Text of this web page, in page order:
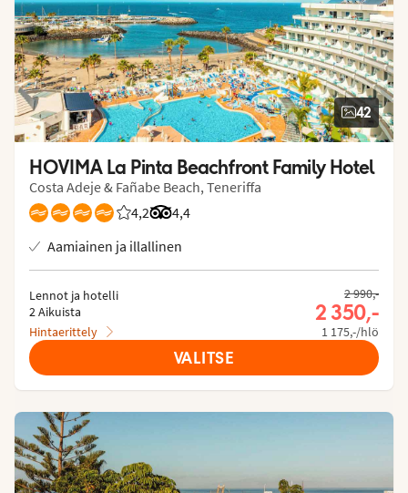
42
HOVIMA La Pinta Beachfront Family Hotel
Costa Adeje & Fañabe Beach, Teneriffa
4,2
Asiakkaidemme arviot: 4.176/5
4,4
Arvostelut Tripadvisorista: 4.4 of 5
Aamiainen ja illallinen
Lennot ja hotelli
2 Aikuista
Hintaerittely
2 990,-
2 350,-
1 175,-/hlö
VALITSE